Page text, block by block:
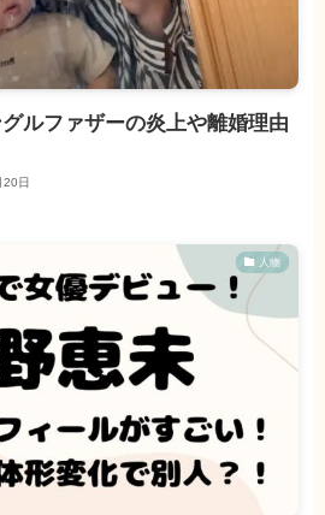
ルファザーの炎上や離婚理由
日
人物